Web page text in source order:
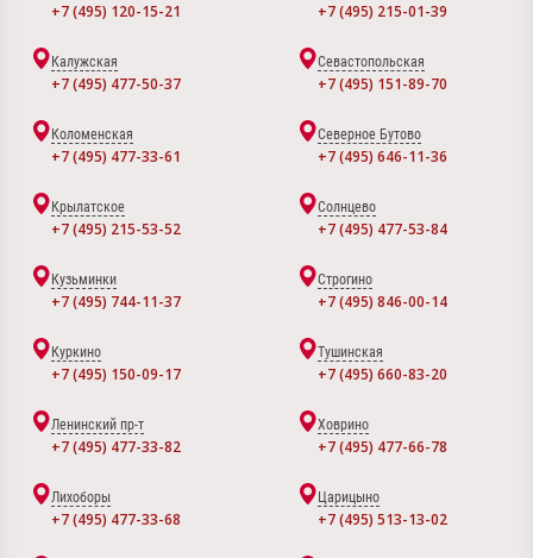
+7 (495) 120-15-21 +7 (495) 215-01-39
Калужская
+7 (495) 477-50-37
Севастопольская
+7 (495) 151-89-70
Коломенская
+7 (495) 477-33-61
Северное Бутово
+7 (495) 646-11-36
Крылатское
+7 (495) 215-53-52
Солнцево
+7 (495) 477-53-84
Кузьминки
+7 (495) 744-11-37
Строгино
+7 (495) 846-00-14
Куркино
+7 (495) 150-09-17
Тушинская
+7 (495) 660-83-20
Ленинский пр-т
+7 (495) 477-33-82
Ховрино
+7 (495) 477-66-78
Лихоборы
+7 (495) 477-33-68
Царицыно
+7 (495) 513-13-02